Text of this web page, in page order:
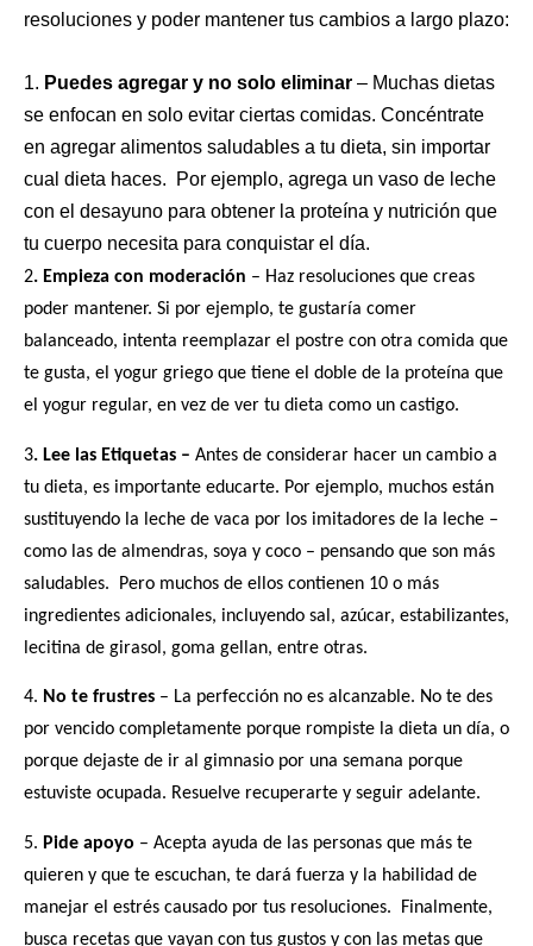
resoluciones y poder mantener tus cambios a largo plazo:
1. Puedes agregar y no solo eliminar – Muchas dietas
se enfocan en solo evitar ciertas comidas. Concéntrate
en agregar alimentos saludables a tu dieta, sin importar
cual dieta haces.
Por ejemplo, agrega un vaso de leche
con el desayuno para obtener la proteína y nutrición que
tu cuerpo necesita para conquistar el día.
2. Empieza con moderación – Haz resoluciones que creas
poder mantener. Si por ejemplo, te gustaría comer
balanceado, intenta reemplazar el postre con otra comida que
te gusta, el yogur griego que tiene el doble de la proteína que
el yogur regular, en vez de ver tu dieta como un castigo.
3. Lee las Etiquetas – Antes de considerar hacer un cambio a
tu dieta, es importante educarte. Por ejemplo, muchos están
sustituyendo la leche de vaca por los imitadores de la leche –
como las de almendras, soya y coco – pensando que son más
saludables. Pero muchos de ellos contienen 10 o más
ingredientes adicionales, incluyendo sal, azúcar, estabilizantes,
lecitina de girasol, goma gellan, entre otras.
4. No te frustres – La perfección no es alcanzable. No te des
por vencido completamente porque rompiste la dieta un día, o
porque dejaste de ir al gimnasio por una semana porque
estuviste ocupada. Resuelve recuperarte y seguir adelante.
5. Pide apoyo – Acepta ayuda de las personas que más te
quieren y que te escuchan, te dará fuerza y la habilidad de
manejar el estrés causado por tus resoluciones. Finalmente,
busca recetas que vayan con tus gustos y con las metas que